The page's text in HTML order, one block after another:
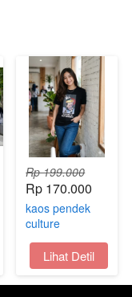
Rp 199.000
Rp 170.000
kaos pendek
culture
eastborneo
Jukut oleh oleh
samarinda
kaltim
`Lihat Detil